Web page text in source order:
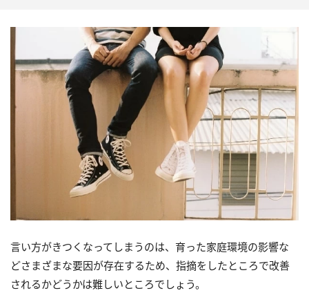
言い方がきつくなってしまうのは、育った家庭環境の影響な
どさまざまな要因が存在するため、指摘をしたところで改善
されるかどうかは難しいところでしょう。